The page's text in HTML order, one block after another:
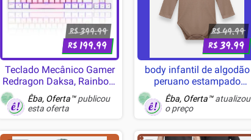
R$399.99
R$199.99
Teclado Mecânico Gamer
Redragon Daksa, Rainbow,
Switch Blue, ABNT2, Rosa e
Branco - K576PW-R (PT-
Êba, Oferta™publicou
esta oferta
R$49.99
R$39.99
body infantil de algodão
peruano estampado
manga longa marrom
Êba, Oferta™atualizou
o preço